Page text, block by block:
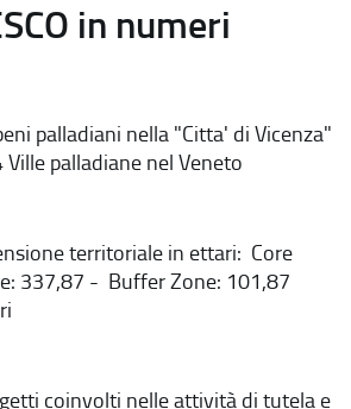
in numeri
palladiani nella "Citta' di Vicenza"
Ville palladiane nel Veneto
territoriale in ettari: Core
337,87 - Buffer Zone: 101,87
coinvolti nelle attività di tutela e